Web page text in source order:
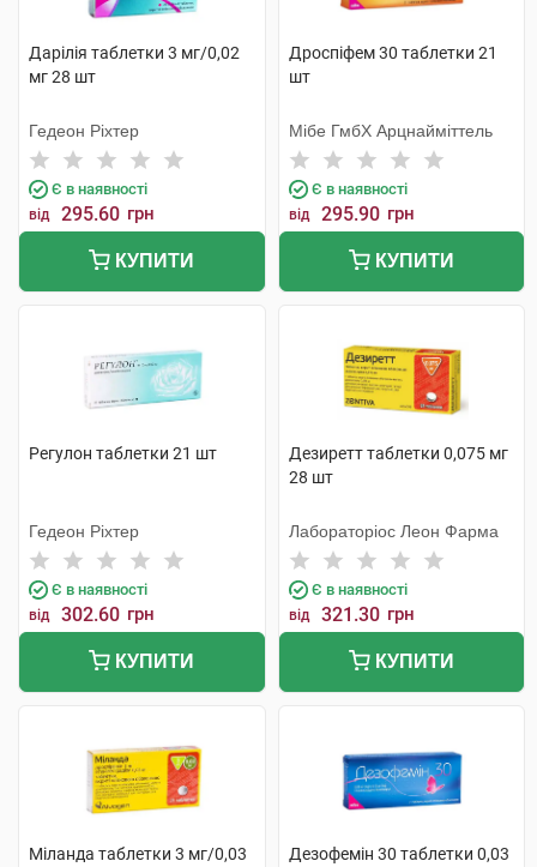
Дарілія таблетки 3 мг/0,02
мг 28 шт
Гедеон Ріхтер
Є в наявності
від 295.60 грн
КУПИТИ
Дроспіфем 30 таблетки 21
шт
Мібе ГмбХ Арцнайміттель
Є в наявності
від 295.90 грн
КУПИТИ
Регулон таблетки 21 шт
Гедеон Ріхтер
Є в наявності
від 302.60 грн
КУПИТИ
Дезиретт таблетки 0,075 мг
28 шт
Лабораторіос Леон Фарма
Є в наявності
від 321.30 грн
КУПИТИ
Міланда таблетки 3 мг/0,03
Дезофемін 30 таблетки 0,03